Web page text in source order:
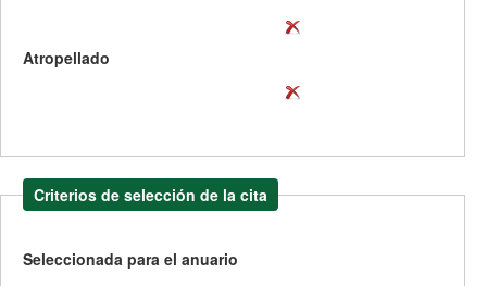
Atropellado
Criterios de selección de la cita
Seleccionada para el anuario